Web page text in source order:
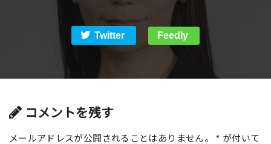
Twitter Feedly
コメントを残す
メールアドレスが公開されることはありません。 * が付いて